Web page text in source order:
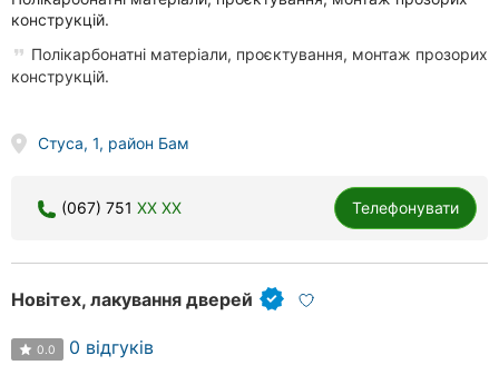
конструкцій.
Полікарбонатні матеріали, проєктування, монтаж прозорих
конструкцій.
Стуса, 1, район Бам
(067) 751 XX XX Телефонувати
Новітех, лакування дверей
0.0 0 відгуків